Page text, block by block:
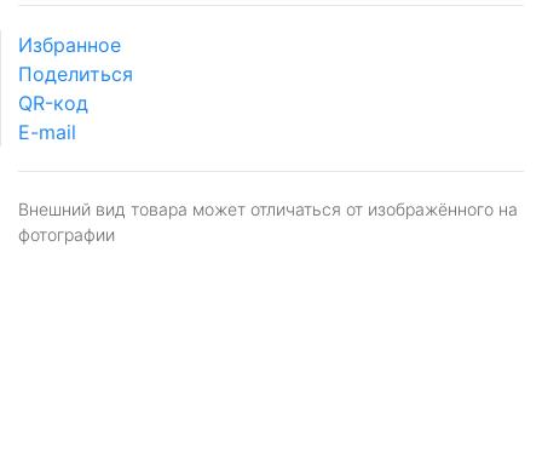
Избранное
Поделиться
QR-код
E-mail
Внешний вид товара может отличаться от изображённого на
фотографии